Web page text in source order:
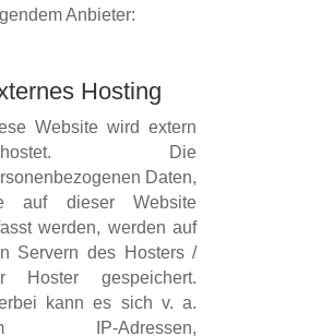
Anbieter:
Hosting
Website wird extern
Die
Daten,
auf dieser Website
werden, werden auf
Servern des Hosters /
Hoster gespeichert.
kann es sich v. a.
IP-Adressen,